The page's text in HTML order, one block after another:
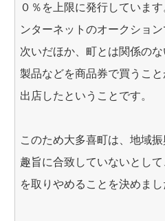
０％を上限に発行していま
ンターネットのオークショ
次いだほか、町とは関係の
製品などを商品券で買うこ
出店したということです。
このため大多喜町は、地域
趣旨に合致していないとし
を取りやめることを決めまし